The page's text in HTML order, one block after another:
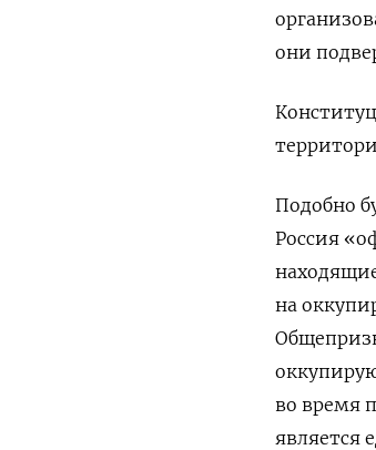
они
Подобно
Россия
на
во время
является